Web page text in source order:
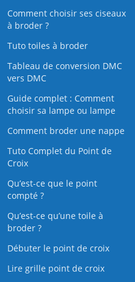
Comment choisir ses ciseaux
à broder ?
Tuto toiles à broder
Tableau de conversion DMC
vers DMC
Guide complet : Comment
choisir sa lampe ou lampe
Comment broder une nappe
Tuto Complet du Point de
Croix
Qu’est-ce que le point
compté ?
Qu’est‑ce qu’une toile à
broder ?
Débuter le point de croix
Lire grille point de croix